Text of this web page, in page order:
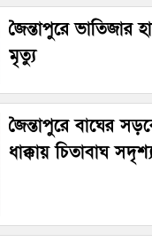
জৈন্তাপুরে ভাতিজার
মৃত্যু
জৈন্তাপুরে বাঘের
ধাক্কায় চিতাবাঘ